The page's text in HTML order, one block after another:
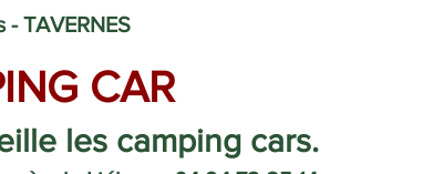
TAVERNES
CAR
les camping cars.